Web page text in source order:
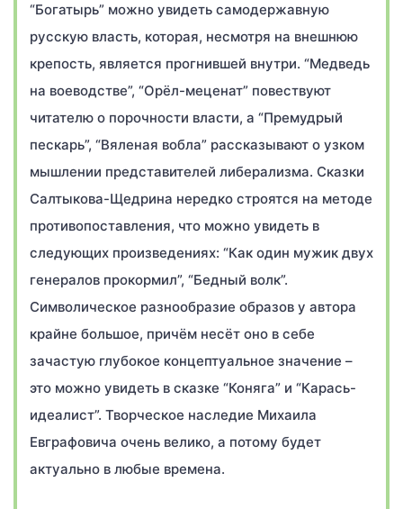
“Богатырь” можно увидеть самодержавную
русскую власть, которая, несмотря на внешнюю
крепость, является прогнившей внутри. “Медведь
на воеводстве”, “Орёл-меценат” повествуют
читателю о порочности власти, а “Премудрый
пескарь”, “Вяленая вобла” рассказывают о узком
мышлении представителей либерализма. Сказки
Салтыкова-Щедрина нередко строятся на методе
противопоставления, что можно увидеть в
следующих произведениях: “Как один мужик двух
генералов прокормил”, “Бедный волк”.
Символическое разнообразие образов у автора
крайне большое, причём несёт оно в себе
зачастую глубокое концептуальное значение –
это можно увидеть в сказке “Коняга” и “Карась-
идеалист”. Творческое наследие Михаила
Евграфовича очень велико, а потому будет
актуально в любые времена.